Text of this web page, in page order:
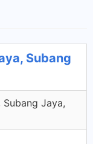
Subang
Subang Jaya,